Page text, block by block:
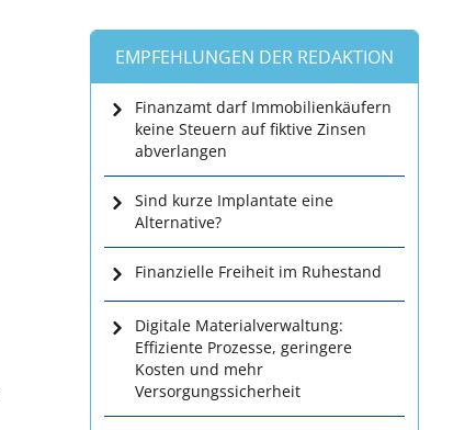
EMPFEHLUNGEN DER REDAKTION
Finanzamt darf Immobilienkäufern
keine Steuern auf fiktive Zinsen
abverlangen
Sind kurze Implantate eine
Alternative?
Finanzielle Freiheit im Ruhestand
Digitale Materialverwaltung:
Effiziente Prozesse, geringere
Kosten und mehr
Versorgungssicherheit